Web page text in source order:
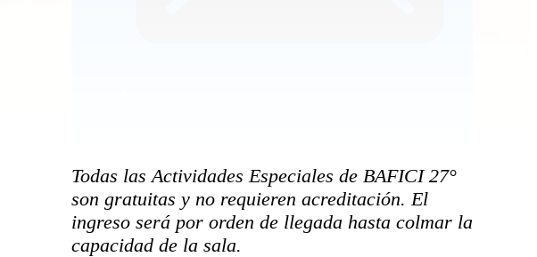
Todas las Actividades Especiales de BAFICI 27°
son gratuitas y no requieren acreditación. El
ingreso será por orden de llegada hasta colmar la
capacidad de la sala.